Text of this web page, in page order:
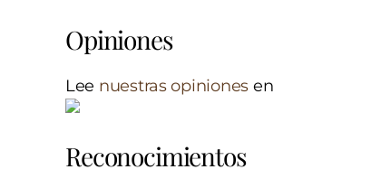
Opiniones
Lee nuestras opiniones en
Reconocimientos